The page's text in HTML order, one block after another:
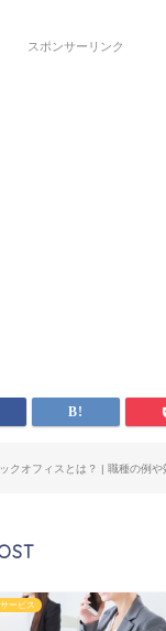
スポンサーリンク
クオフィスとは？ | 職種の例
サービス